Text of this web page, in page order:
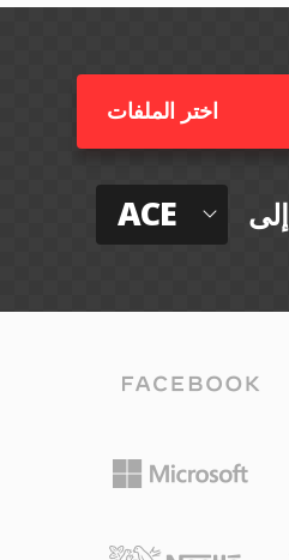
اختر الملفات
ACE إلى